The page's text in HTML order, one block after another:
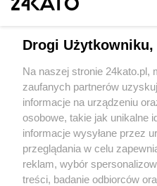
Wydawca mediów lokalnych
Nie zapomnij
Drogi Użytkowniku,
Na naszej stronie 24kato.pl,
zaufanych partnerów
informacje na urządzeniu
osobowe, takie jak unikalne
informacje wysyłane przez
przeglądania w celu
reklam, wybór
treści, badanie odbiorców